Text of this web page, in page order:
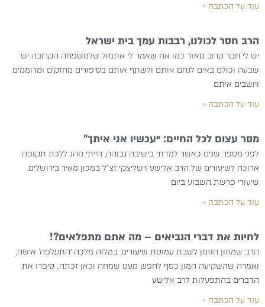
עוד על הכתבה »
הרב חסר לכולנו, רבבות עמך בית ישראל
יש לי חבר קרוב מאוד כמו אח שאמר לי אתמול שלמשפחה הקרובה יש
שבעה וכולם באים לנחם אותם ולשתף אותם בסיפורים מחזקים ומרוממים
ויושבים איתם
עוד על הכתבה »
מסר עצום לכל החיים: “עכשיו אני איתך”
לפני מספר שנים כאשר למדתי בישיבה גבוהה, הייתי נוהג ללכת תקופה
ארוכה לשיעורים של הרב אלישע וישליצקי זצ”ל במכון מאיר בירושלים.
שיעורי פרשת השבוע ביום
עוד על הכתבה »
לחיות את דברי הנביאים – מה אתם מתפלאים?!
הרב שמחון הוזמן לשבת עמוסת שיעורים. במלוה מלכה ‘התעלפה’ אישה,
ואמרה שהשקיעה המון כסף לחפש מעט שמחה וכאן זכתה.. סיפרו את
הדברים בהתפעלות לרב אלישע
עוד על הכתבה »